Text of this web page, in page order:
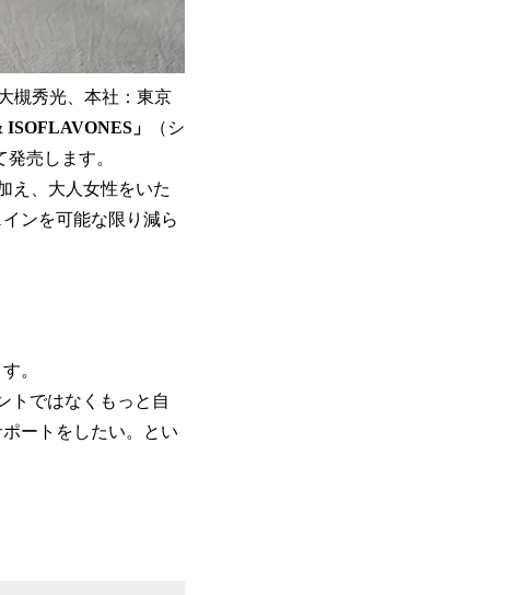
槻秀光、本社：東京
」
（シ
売します。
え、大人女性をいた
ンを可能な限り減ら
。
トではなくもっと自
ートをしたい。とい